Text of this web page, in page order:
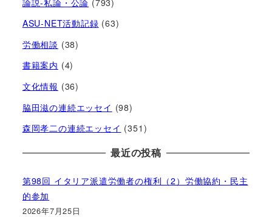
ASU-NET活動記録 (63)
労働相談 (38)
書籍案内 (4)
文化情報 (36)
脇田滋の連続エッセイ (98)
森岡孝二の連続エッセイ (351)
最近の投稿
第98回 イタリア派遣労働者の権利（2）労働協約・民主
的参加
2026年7月25日